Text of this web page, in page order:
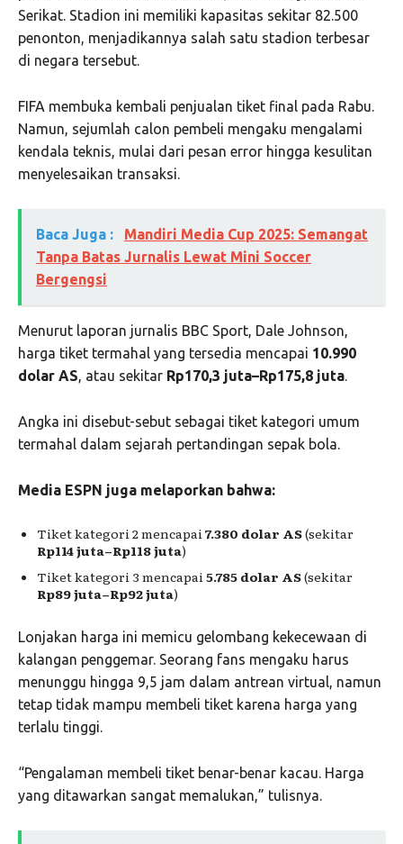
Serikat. Stadion ini memiliki kapasitas sekitar 82.500
penonton, menjadikannya salah satu stadion terbesar
di negara tersebut.
FIFA membuka kembali penjualan tiket final pada Rabu.
Namun, sejumlah calon pembeli mengaku mengalami
kendala teknis, mulai dari pesan error hingga kesulitan
menyelesaikan transaksi.
Baca Juga :
Mandiri Media Cup 2025: Semangat
Tanpa Batas Jurnalis Lewat Mini Soccer
Bergengsi
Menurut laporan jurnalis BBC Sport, Dale Johnson,
harga tiket termahal yang tersedia mencapai 10.990
dolar AS, atau sekitar Rp170,3 juta–Rp175,8 juta.
Angka ini disebut-sebut sebagai tiket kategori umum
termahal dalam sejarah pertandingan sepak bola.
Media ESPN juga melaporkan bahwa:
Tiket kategori 2 mencapai7.380 dolar AS(sekitar
Rp114 juta–Rp118 juta)
Tiket kategori 3 mencapai5.785 dolar AS(sekitar
Rp89 juta–Rp92 juta)
Lonjakan harga ini memicu gelombang kekecewaan di
kalangan penggemar. Seorang fans mengaku harus
menunggu hingga 9,5 jam dalam antrean virtual, namun
tetap tidak mampu membeli tiket karena harga yang
terlalu tinggi.
“Pengalaman membeli tiket benar-benar kacau. Harga
yang ditawarkan sangat memalukan,” tulisnya.